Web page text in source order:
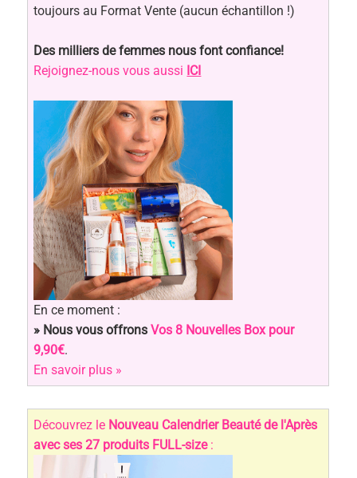
toujours au Format Vente (aucun échantillon !)
Des milliers de femmes nous font confiance!
Rejoignez-nous vous aussi ICI
En ce moment :
» Nous vous offronsVos 8 Nouvelles Box pour
9,90€.
En savoir plus »
Découvrez le Nouveau Calendrier Beauté de l'Après
avec ses 27 produits FULL-size: